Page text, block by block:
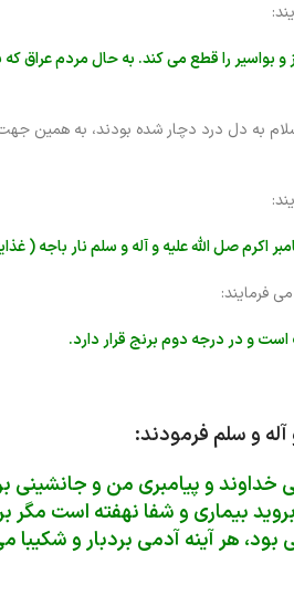
بواسیر را قطع می کند. به حال مردم عراق
به دل درد دچار شده بودند، به همین
اکرم صل الله علیه و آله و سلم نار باجه (
فرمایند:
و در درجه دوم برنج قرار دارد.
و سلم فرمودند:
خداوند و پیامبری من و جانشینی
بیماری و شفا نهفته است
هر آینه آدمی بردبار و